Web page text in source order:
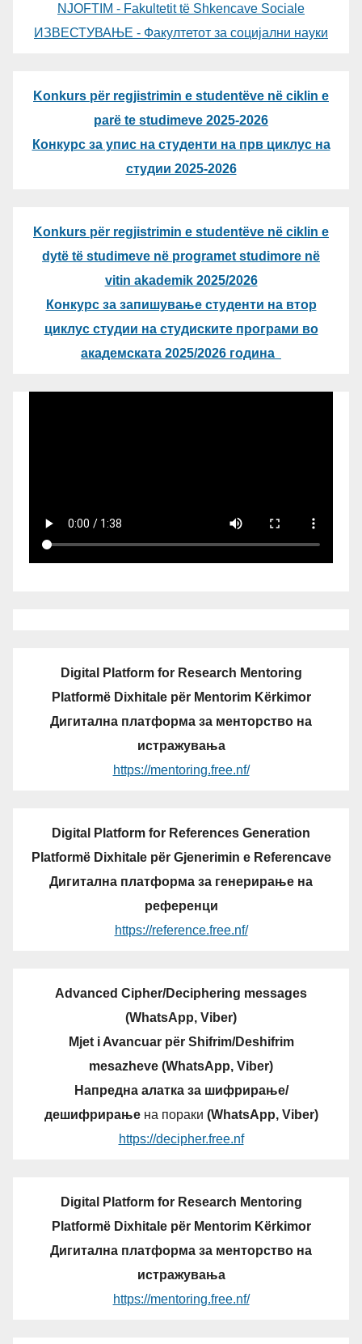
NJOFTIM - Fakultetit të Shkencave Sociale
ИЗВЕСТУВАЊЕ - Факултетот за социјални науки
Konkurs për regjistrimin e studentëve në ciklin e
parë te studimeve 2025-2026
Конкурс за упис на студенти на прв циклус на
студии 2025-2026
Konkurs për regjistrimin e studentëve në ciklin e
dytë të studimeve në programet studimore në
vitin akademik 2025/2026
Конкурс за запишување студенти на втор
циклус студии на студиските програми во
академската 2025/2026 година
Digital Platform for Research Mentoring
Platformë Dixhitale për Mentorim Kërkimor
Дигитална платформа за менторство на
истражувања
https://mentoring.free.nf/
Digital Platform for References Generation
Platformë Dixhitale për Gjenerimin e Referencave
Дигитална платформа за генерирање на
референци
https://reference.free.nf/
Advanced Cipher/Deciphering messages
(WhatsApp, Viber)
Mjet i Avancuar për Shifrim/Deshifrim
mesazheve (WhatsApp, Viber)
Напредна алатка за шифрирање/
дешифрирањена пораки (WhatsApp, Viber)
https://decipher.free.nf
Digital Platform for Research Mentoring
Platformë Dixhitale për Mentorim Kërkimor
Дигитална платформа за менторство на
истражувања
https://mentoring.free.nf/